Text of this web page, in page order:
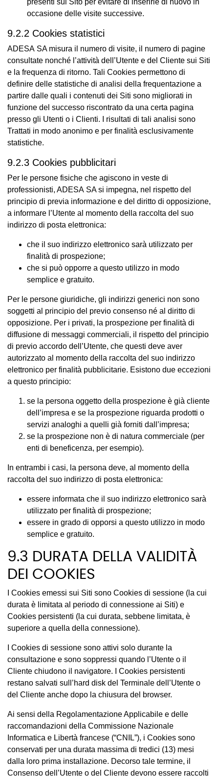
presenti sul Sito per evitare di inserirle di nuovo in
occasione delle visite successive.
9.2.2 Cookies statistici
ADESA SA misura il numero di visite, il numero di pagine
consultate nonché l’attività dell’Utente e del Cliente sui Siti
e la frequenza di ritorno. Tali Cookies permettono di
definire delle statistiche di analisi della frequentazione a
partire dalle quali i contenuti dei Siti sono migliorati in
funzione del successo riscontrato da una certa pagina
presso gli Utenti o i Clienti. I risultati di tali analisi sono
Trattati in modo anonimo e per finalità esclusivamente
statistiche.
9.2.3 Cookies pubblicitari
Per le persone fisiche che agiscono in veste di
professionisti, ADESA SA si impegna, nel rispetto del
principio di previa informazione e del diritto di opposizione,
a informare l’Utente al momento della raccolta del suo
indirizzo di posta elettronica:
che il suo indirizzo elettronico sarà utilizzato per
finalità di prospezione;
che si può opporre a questo utilizzo in modo
semplice e gratuito.
Per le persone giuridiche, gli indirizzi generici non sono
soggetti al principio del previo consenso né al diritto di
opposizione. Per i privati, la prospezione per finalità di
diffusione di messaggi commerciali, il rispetto del principio
di previo accordo dell’Utente, che questi deve aver
autorizzato al momento della raccolta del suo indirizzo
elettronico per finalità pubblicitarie. Esistono due eccezioni
a questo principio:
se la persona oggetto della prospezione è già cliente
dell’impresa e se la prospezione riguarda prodotti o
servizi analoghi a quelli già forniti dall’impresa;
se la prospezione non è di natura commerciale (per
enti di beneficenza, per esempio).
In entrambi i casi, la persona deve, al momento della
raccolta del suo indirizzo di posta elettronica:
essere informata che il suo indirizzo elettronico sarà
utilizzato per finalità di prospezione;
essere in grado di opporsi a questo utilizzo in modo
semplice e gratuito.
9.3 DURATA DELLA VALIDITÀ
DEI COOKIES
I Cookies emessi sui Siti sono Cookies di sessione (la cui
durata è limitata al periodo di connessione ai Siti) e
Cookies persistenti (la cui durata, sebbene limitata, è
superiore a quella della connessione).
I Cookies di sessione sono attivi solo durante la
consultazione e sono soppressi quando l’Utente o il
Cliente chiudono il navigatore. I Cookies persistenti
restano salvati sull’hard disk del Terminale dell’Utente o
del Cliente anche dopo la chiusura del browser.
Ai sensi della Regolamentazione Applicabile e delle
raccomandazioni della Commissione Nazionale
Informatica e Libertà francese (“CNIL”), i Cookies sono
conservati per una durata massima di tredici (13) mesi
dalla loro prima installazione. Decorso tale termine, il
Consenso dell’Utente o del Cliente devono essere raccolti